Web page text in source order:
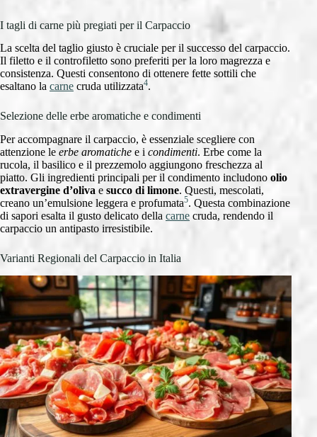
I tagli di carne più pregiati per il Carpaccio
La scelta del taglio giusto è cruciale per il successo del carpaccio.
Il filetto e il controfiletto sono preferiti per la loro magrezza e
consistenza. Questi consentono di ottenere fette sottili che
esaltano la carne cruda utilizzata4.
Selezione delle erbe aromatiche e condimenti
Per accompagnare il carpaccio, è essenziale scegliere con
attenzione le erbe aromatiche e i condimenti. Erbe come la
rucola, il basilico e il prezzemolo aggiungono freschezza al
piatto. Gli ingredienti principali per il condimento includono olio
extravergine d’oliva e succo di limone. Questi, mescolati,
creano un’emulsione leggera e profumata5. Questa combinazione
di sapori esalta il gusto delicato della carne cruda, rendendo il
carpaccio un antipasto irresistibile.
Varianti Regionali del Carpaccio in Italia